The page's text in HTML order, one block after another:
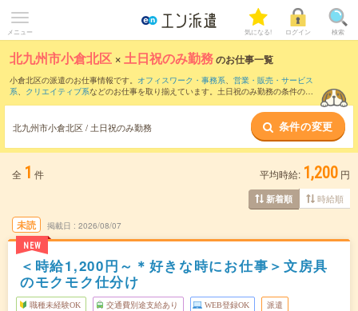
メニュー 気になる! ログイン 検索
北九州市小倉北区 ×土日祝のみ勤務のお仕事一覧
小倉北区の派遣のお仕事情報です。 オフィスワーク・事務系、 営業・販売・サービス
系、 クリエイティブ系などのお仕事を取り揃えています。土日祝のみ勤務の条件の他
北九州市小倉北区 / 土日祝のみ勤務 条件の変更
全 1 件 平均時給: 1,200 円
新着順 時給順
未読
NEW
掲載日 2026/08/07
＜時給1,200円～＊好きな時にお仕事＞文房具
のモクモク仕分け
職種未経験OK 交通費別途支給あり WEB登録OK 派遣